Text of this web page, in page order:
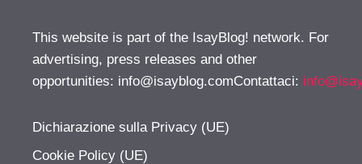
This website is part of the IsayBlog! network. For
advertising, press releases and other
opportunities: info@isayblog.comContattaci:
Dichiarazione sulla Privacy (UE)
Cookie Policy (UE)